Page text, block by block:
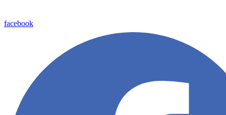
facebook